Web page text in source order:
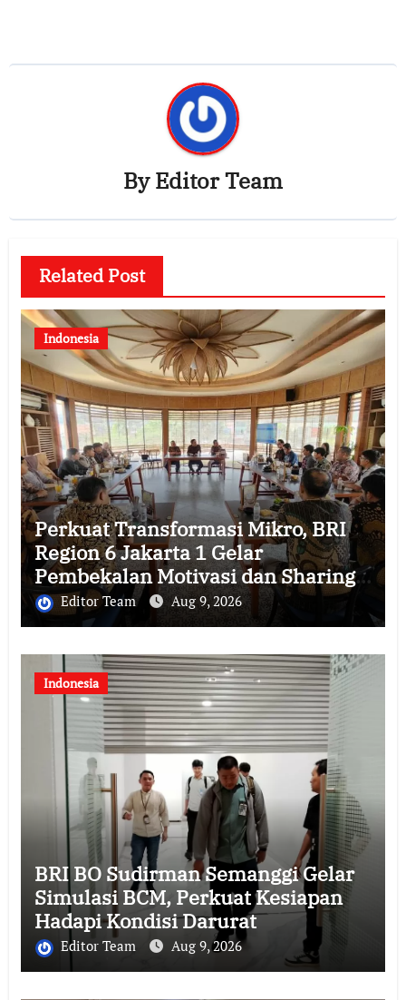
ByEditor Team
Related Post
Indonesia
Perkuat Transformasi Mikro, BRI
Region 6 Jakarta 1 Gelar
Pembekalan Motivasi dan Sharing
Session Bersama Direktur Mikro
Editor Team Aug 9, 2026
Indonesia
BRI BO Sudirman Semanggi Gelar
Simulasi BCM, Perkuat Kesiapan
Hadapi Kondisi Darurat
Editor Team Aug 9, 2026